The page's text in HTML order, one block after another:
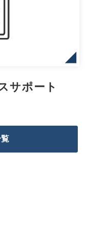
サポート